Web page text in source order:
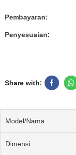
Pembayaran:
Penyesuaian:
Share with:
Model/Nama
Dimensi